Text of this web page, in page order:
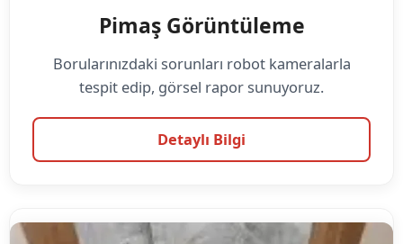
Pimaş Görüntüleme
Borularınızdaki sorunları robot kameralarla
tespit edip, görsel rapor sunuyoruz.
Detaylı Bilgi